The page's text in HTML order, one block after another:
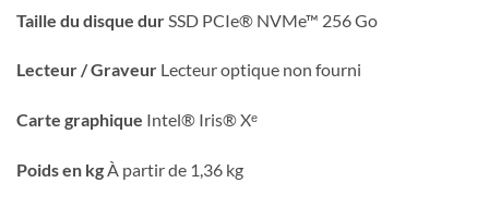
Taille du disque dur SSD PCIe® NVMe™ 256 Go
Lecteur / Graveur Lecteur optique non fourni
Carte graphique Intel® Iris® Xᵉ
Poids en kgÀ partir de 1,36 kg